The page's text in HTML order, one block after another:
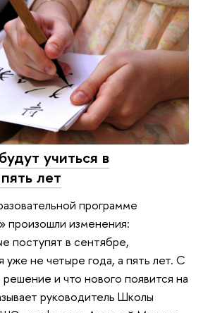
учиться в
лет
программе
произошли изменения:
поступят в сентябре,
уже не четыре года, а пять лет. С
и что нового появится на
руководитель Школы